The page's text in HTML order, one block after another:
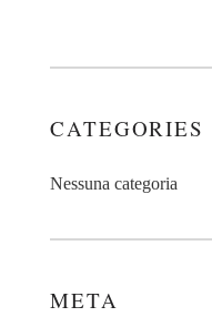
CATEGORIES
Nessuna categoria
META